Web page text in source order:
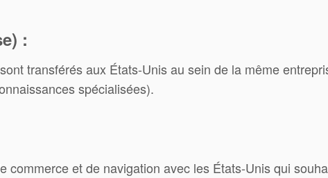
:
transférés aux États-Unis au sein de la même
spécialisées).
commerce et de navigation avec les États-Unis qui